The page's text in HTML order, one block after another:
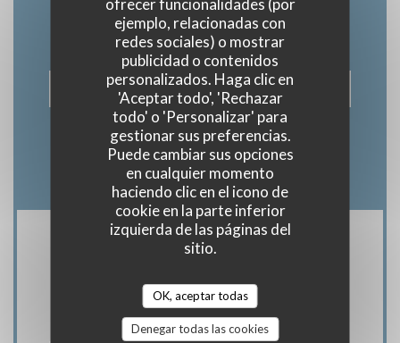
ofrecer funcionalidades (por
ejemplo, relacionadas con
redes sociales) o mostrar
publicidad o contenidos
personalizados. Haga clic en
'Aceptar todo', 'Rechazar
todo' o 'Personalizar' para
gestionar sus preferencias.
Puede cambiar sus opciones
en cualquier momento
haciendo clic en el icono de
cookie en la parte inferior
izquierda de las páginas del
sitio.
OK, aceptar todas
Denegar todas las cookies
RESERVAR UNA MESA
Manténgase al día
Suscríbase a nuestro boletín para recibir comunicaciones
personalizadas y ofertas de marketing por correo electrónico.